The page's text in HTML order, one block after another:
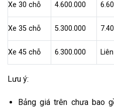
Xe 30 chỗ 4.600.000 6
Xe 35 chỗ 5.300.000 7
Xe 45 chỗ 6.300.000
Lưu ý:
Bảng giá trên chưa bao